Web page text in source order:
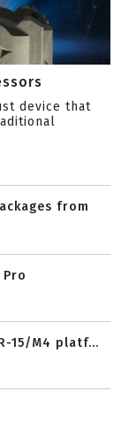
device that
from
15/M4 platf...